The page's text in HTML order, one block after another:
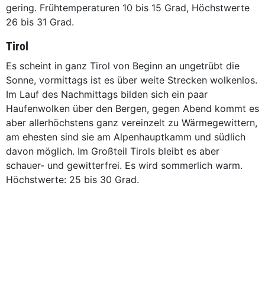
gering. Frühtemperaturen 10 bis 15 Grad, Höchstwerte
26 bis 31 Grad.
Tirol
Es scheint in ganz Tirol von Beginn an ungetrübt die
Sonne, vormittags ist es über weite Strecken wolkenlos.
Im Lauf des Nachmittags bilden sich ein paar
Haufenwolken über den Bergen, gegen Abend kommt es
aber allerhöchstens ganz vereinzelt zu Wärmegewittern,
am ehesten sind sie am Alpenhauptkamm und südlich
davon möglich. Im Großteil Tirols bleibt es aber
schauer- und gewitterfrei. Es wird sommerlich warm.
Höchstwerte: 25 bis 30 Grad.